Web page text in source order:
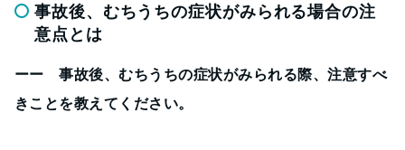
事故後、むちうちの症状がみられる場合の注
意点とは
ーー 事故後、むちうちの症状がみられる際、注意すべ
きことを教えてください。